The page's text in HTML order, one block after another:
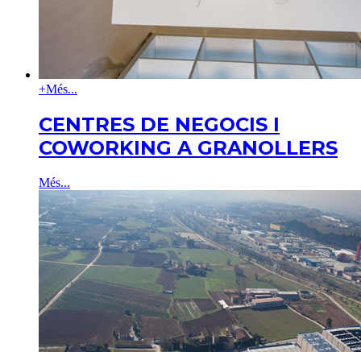
+Més...
CENTRES DE NEGOCIS I
COWORKING A GRANOLLERS
Més...